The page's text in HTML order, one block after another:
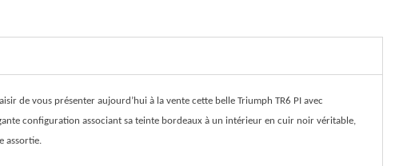
de vous présenter aujourd’hui à la vente cette belle Triumph TR6 PI avec
configuration associant sa teinte bordeaux à un intérieur en cuir noir véritable,
assortie.